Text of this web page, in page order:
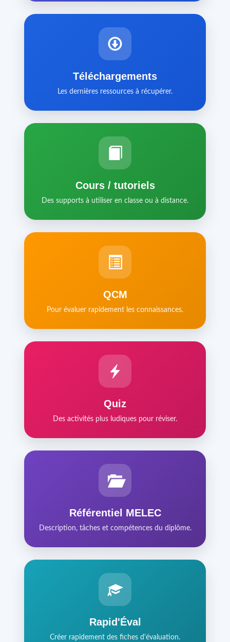
Téléchargements
Les dernières ressources à récupérer.
Cours / tutoriels
Des supports à utiliser en classe ou à distance.
QCM
Pour évaluer rapidement les connaissances.
Quiz
Des activités plus ludiques pour réviser.
Référentiel MELEC
Description, tâches et compétences du diplôme.
Rapid'Éval
Créer rapidement des fiches d'évaluation.